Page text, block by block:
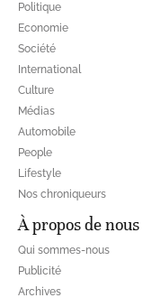
Politique
Economie
Société
International
Culture
Médias
Automobile
People
Lifestyle
Nos chroniqueurs
À propos de nous
Qui sommes-nous
Publicité
Archives